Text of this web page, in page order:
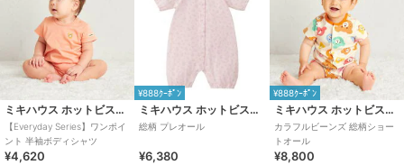
ミキハウス ホットビスケッツ
【Everyday Series】ワンポイ
ント 半袖ボディシャツ
¥4,620
¥888ｸｰﾎﾟﾝ
ミキハウス ホットビスケッツ
総柄 プレオール
¥6,380
¥888ｸｰﾎﾟﾝ
ミキハウス ホットビスケッツ
カラフルビーンズ 総柄ショー
トオール
¥8,800